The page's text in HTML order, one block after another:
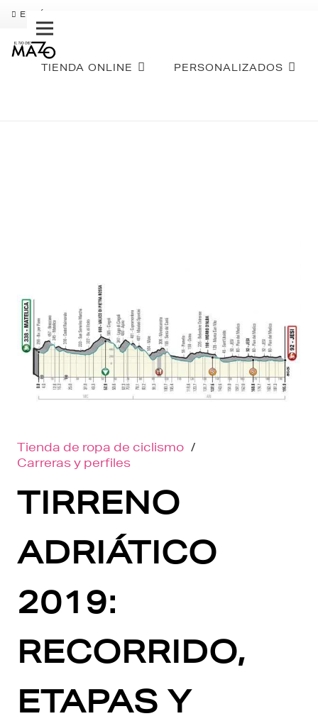
ENVÍO GRATIS
TIENDA ONLINE PERSONALIZADOS
Tienda de ropa de ciclismo /
Carreras y perfiles
TIRRENO
ADRIÁTICO
2019:
RECORRIDO,
ETAPAS Y